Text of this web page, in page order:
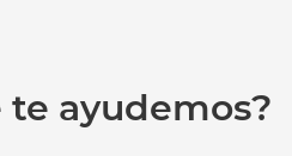
te ayudemos?